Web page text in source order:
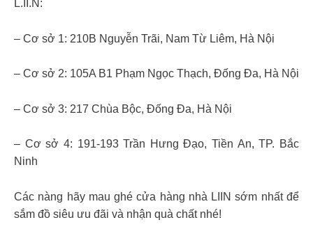
L.II.N:
– Cơ sở 1: 210B Nguyễn Trãi, Nam Từ Liêm, Hà Nội
– Cơ sở 2: 105A B1 Phạm Ngọc Thạch, Đống Đa, Hà Nội
– Cơ sở 3: 217 Chùa Bộc, Đống Đa, Hà Nội
– Cơ sở 4: 191-193 Trần Hưng Đạo, Tiền An, TP. Bắc
Ninh
Các nàng hãy mau ghé cửa hàng nhà LIIN sớm nhất để
sắm đồ siêu ưu đãi và nhận quà chất nhé!